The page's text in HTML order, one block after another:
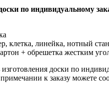
по индивидуальному
клетка, линейка, нотный
+ обрешетка жестким
изготовления доски по
примечании к заказу можете